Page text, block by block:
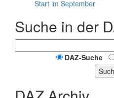
Start im September
Suche in der
DAZ-Suche